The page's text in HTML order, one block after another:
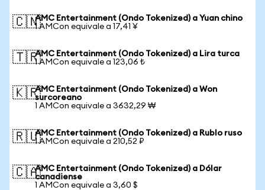
🇨🇳AMC Entertainment (Ondo Tokenized) a Yuan chino
1 AMCon equivale a 17,41 ¥
🇹🇷AMC Entertainment (Ondo Tokenized) a Lira turca
1 AMCon equivale a 123,06 ₺
🇰🇷AMC Entertainment (Ondo Tokenized) a Won
surcoreano
1 AMCon equivale a 3632,29 ₩
🇷🇺AMC Entertainment (Ondo Tokenized) a Rublo ruso
1 AMCon equivale a 210,52 ₽
🇨🇦AMC Entertainment (Ondo Tokenized) a Dólar
canadiense
1 AMCon equivale a 3,60 $